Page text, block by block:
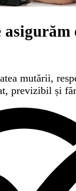
mutării,
previzibil și